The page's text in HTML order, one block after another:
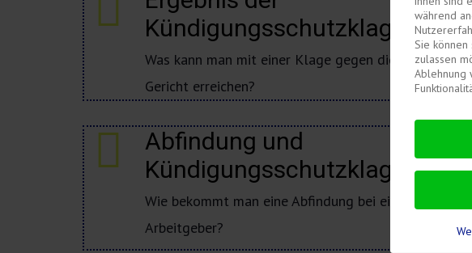
Kündigungsschutzklage vor
Was kann man mit einer Klage gegen die Kündigung
Gericht erreichen?
Abfindung und
Kündigungsschutzklage
Wie bekommt man eine Abfindung bei einer
Arbeitgeber?
während
Sie
zulassen
Ablehnung